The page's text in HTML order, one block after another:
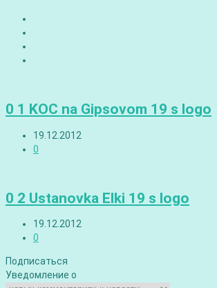
0 1 KOC na Gipsovom 19 s logo
19.12.2012
0
0 2 Ustanovka Elki 19 s logo
19.12.2012
0
Подписаться
Уведомление о